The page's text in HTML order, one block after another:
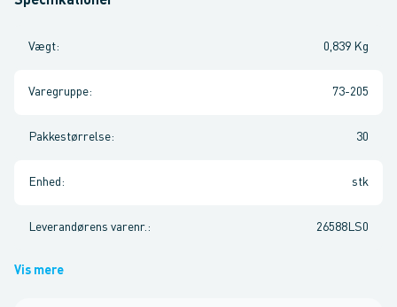
Vægt: 0,839 Kg
Varegruppe: 73-205
Pakkestørrelse: 30
Enhed : stk
Leverandørens varenr. : 26588LS0
Vis mere